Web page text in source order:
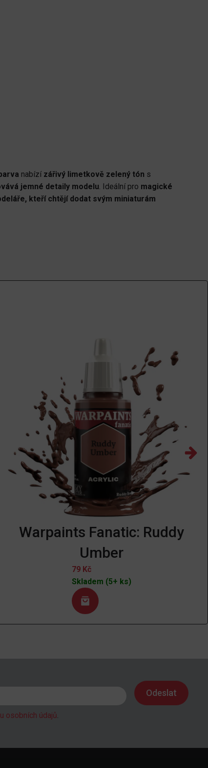
nabízí zářivý limetkově zelený tón s
jemné detaily modelu . Ideální pro magické
kteří chtějí dodat svým miniaturám
Warpaints Fanatic: Ruddy
Umber
79 Kč
Skladem (5+ ks)
osobních údajů